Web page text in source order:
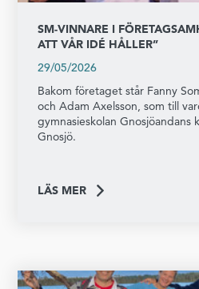
SM-VINNARE I
ATT VÅR IDÉ HÅLLER”
29/05/2026
Bakom företaget står Fanny
och Adam Axelsson, som till
gymnasieskolan Gnosjöandans
Gnosjö.
LÄS MER